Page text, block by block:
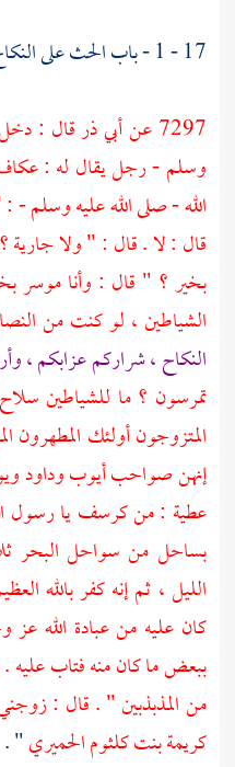
17 - 1 - باب الحث على النكاح وما جاء في ذلك .
7297 عن
أبي ذرقال :
وسلم - رجل يقال له :
الله - صلى الله عليه وسلم -
قال : لا . قال : " ولا
بخير ؟ " قال : وأنا موسر
الشياطين ، لو كنت من
النكاح ، شراركم عزابكم ،
تمرسون ؟ ما للشياطين
المتزوجون أولئك المطهرون
إنهن صواحبأيوبوداود
عطية : منكرسفيا رسول
بساحل من سواحل البحر
الليل ، ثم إنه كفر بالله
كان عليه من عبادة الله
ببعض ما كان منه فتاب
من المذبذبين " . قال :
كريمة بنت كلثوم الحميري" .